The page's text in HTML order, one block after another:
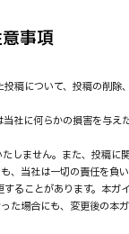
事項
稿について、投稿の削除
社に何らかの損害を与え
しません。また、投稿に
、当社は⼀切の責任を負い
ることがあります。本ガ
た場合にも、変更後の本